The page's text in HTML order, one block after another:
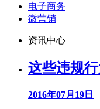
电子商务
微营销
资讯中心
这些违规
2016年07月19日